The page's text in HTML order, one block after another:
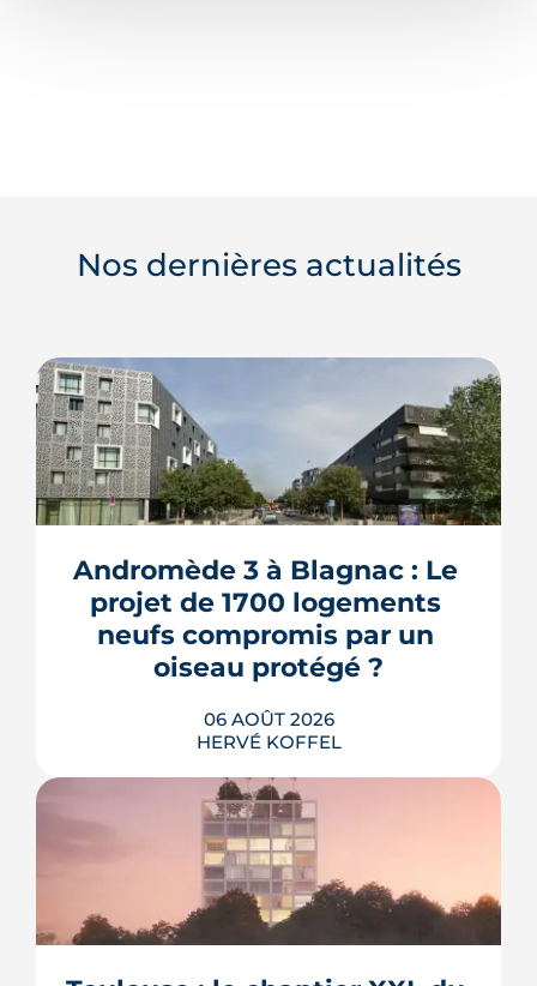
Nos dernières actualités
Andromède 3 à Blagnac : Le
projet de 1700 logements
neufs compromis par un
oiseau protégé ?
06 AOÛT 2026
HERVÉ KOFFEL
La troisième et dernière phase de
l'écoquartier Andromède doit livrer
près de 1 700 logements à partir de